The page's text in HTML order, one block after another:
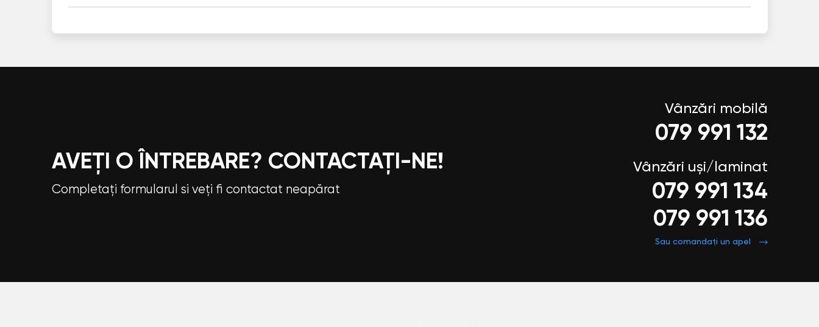
AVEȚI O ÎNTREBARE? CONTACTAȚI-NE!
Completați formularul si veți fi contactat neapărat
Vânzări mobilă
079 991 132
Vânzări uși/laminat
079 991 134
079 991 136
Sau comandați un apel